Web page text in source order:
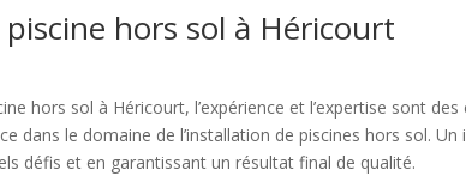
hors sol à Héricourt
hors sol à Héricourt, l’expérience et l’expertise sont
dans le domaine de l’installation de piscines hors sol.
défis et en garantissant un résultat final de qualité.